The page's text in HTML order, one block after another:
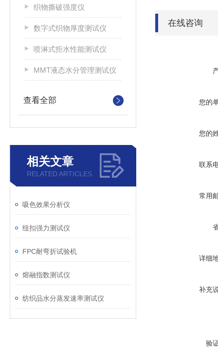
织物撕破强度仪
数字式织物厚度测试仪
喷淋式拒水性能测试仪
MMT液态水分管理测试仪
查看全部
相关文章
RELATED ARTICLES
吸色效果分析仪
纽扣强力测试仪
FPC耐弯折试验机
熔融指数测试仪
纺织品水分蒸发速率测试仪
在线咨询
您的
您的
联系
常用
详细
补充
验